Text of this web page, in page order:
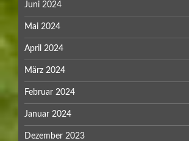
Juni 2024
Mai 2024
April 2024
März 2024
Februar 2024
Januar 2024
Dezember 2023